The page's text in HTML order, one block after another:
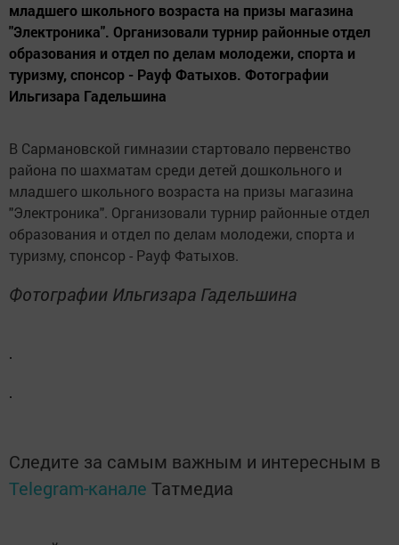
младшего школьного возраста на призы магазина
"Электроника". Организовали турнир районные отдел
образования и отдел по делам молодежи, спорта и
туризму, спонсор - Рауф Фатыхов. Фотографии
Ильгизара Гадельшина
В Сармановской гимназии стартовало первенство
района по шахматам среди детей дошкольного и
младшего школьного возраста на призы магазина
"Электроника". Организовали турнир районные отдел
образования и отдел по делам молодежи, спорта и
туризму, спонсор - Рауф Фатыхов.
Фотографии Ильгизара Гадельшина
Следите за самым важным и интересным в
Telegram-канале Татмедиа